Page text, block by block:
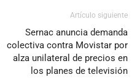
Artículo siguiente
Sernac anuncia demanda
colectiva contra Movistar por
alza unilateral de precios en
los planes de televisión